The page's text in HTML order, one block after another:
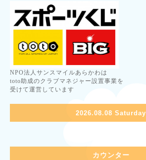
NPO法人サンスマイルあらかわは
toto助成のクラブマネジャー設置事業を
受けて運営しています
2026.08.08 Saturday
カウンター